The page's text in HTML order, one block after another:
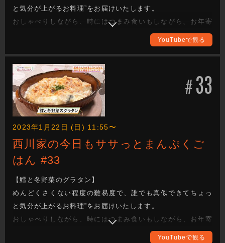
と気分が上がるお料理”をお届けいたします。
おしゃべりしながら、時にはつまみ食いもしながら、お年寄
りからお子様まで家族みんなが喜ぶまんぷく感のある一品を
地の食材をどのように調理していくか、ぜひご覧ください。
完成した料理は番組公式Instagramに掲載しますので、こちら
もチェックしてください。（アカウント名：
nisikawa_manpukugohan）
YouTubeで観る
#33
2023年1月22日 (日) 11:55〜
西川家の今日もササっとまんぷくご
はん #33
【鱈と冬野菜のグラタン】
めんどくさくない程度の難易度で、誰でも真似できてちょっ
と気分が上がるお料理”をお届けいたします。
おしゃべりしながら、時にはつまみ食いもしながら、お年寄
りからお子様まで家族みんなが喜ぶまんぷく感のある一品を
YouTubeで観る